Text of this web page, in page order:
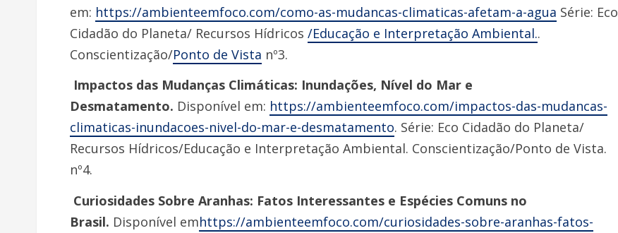
em: https://ambienteemfoco.com/como-as-mudancas-climaticas-afetam-a-agua Série: Eco
Cidadão do Planeta/ Recursos Hídricos /Educação e Interpretação Ambiental..
Conscientização/Ponto de Vista nº3.
Impactos das Mudanças Climáticas: Inundações, Nível do Mar e
Desmatamento. Disponível em: https://ambienteemfoco.com/impactos-das-mudancas-
climaticas-inundacoes-nivel-do-mar-e-desmatamento. Série: Eco Cidadão do Planeta/
Recursos Hídricos/Educação e Interpretação Ambiental. Conscientização/Ponto de Vista.
nº4.
Curiosidades Sobre Aranhas: Fatos Interessantes e Espécies Comuns no
Brasil. Disponível emhttps://ambienteemfoco.com/curiosidades-sobre-aranhas-fatos-